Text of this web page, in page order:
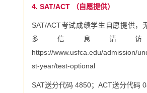
4. SAT/ACT （自愿提供）
SAT/ACT考试成绩学生自愿提供，
多信息请
https://www.usfca.edu/admission/
st-year/test-optional
SAT送分代码 4850； ACT送分代码